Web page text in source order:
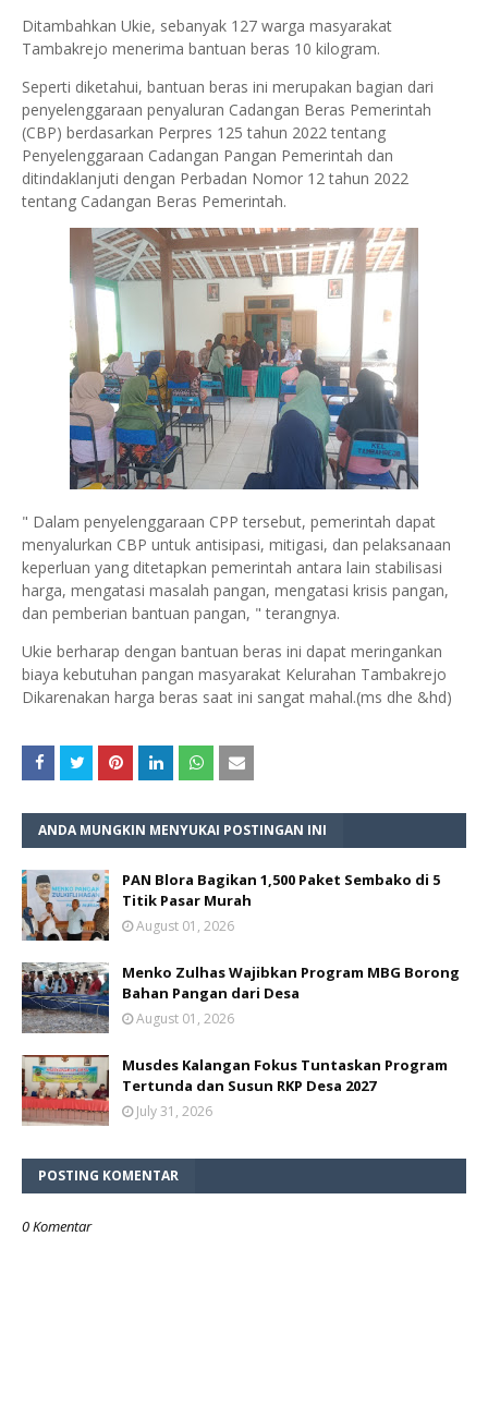
Ditambahkan Ukie, sebanyak 127 warga masyarakat
Tambakrejo menerima bantuan beras 10 kilogram.
Seperti diketahui, bantuan beras ini merupakan bagian dari
penyelenggaraan penyaluran Cadangan Beras Pemerintah
(CBP) berdasarkan Perpres 125 tahun 2022 tentang
Penyelenggaraan Cadangan Pangan Pemerintah dan
ditindaklanjuti dengan Perbadan Nomor 12 tahun 2022
tentang Cadangan Beras Pemerintah.
" Dalam penyelenggaraan CPP tersebut, pemerintah dapat
menyalurkan CBP untuk antisipasi, mitigasi, dan pelaksanaan
keperluan yang ditetapkan pemerintah antara lain stabilisasi
harga, mengatasi masalah pangan, mengatasi krisis pangan,
dan pemberian bantuan pangan, " terangnya.
Ukie berharap dengan bantuan beras ini dapat meringankan
biaya kebutuhan pangan masyarakat Kelurahan Tambakrejo
Dikarenakan harga beras saat ini sangat mahal.(ms dhe &hd)
ANDA MUNGKIN MENYUKAI POSTINGAN INI
PAN Blora Bagikan 1,500 Paket Sembako di 5
Titik Pasar Murah
August 01, 2026
Menko Zulhas Wajibkan Program MBG Borong
Bahan Pangan dari Desa
August 01, 2026
Musdes Kalangan Fokus Tuntaskan Program
Tertunda dan Susun RKP Desa 2027
July 31, 2026
POSTING KOMENTAR
0 Komentar